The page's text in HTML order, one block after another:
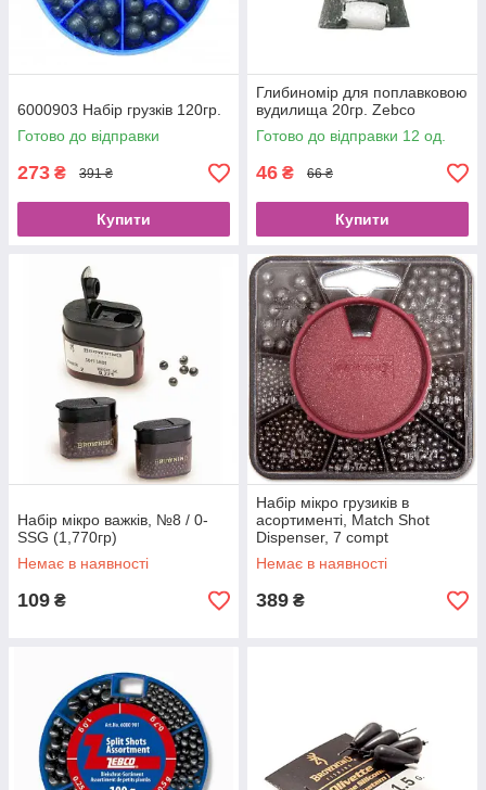
6000903 Набір грузків 120гр.
Готово до відправки
273 ₴ 391 ₴
Купити
Глибиномір для поплавковою
вудилища 20гр. Zebco
Готово до відправки 12 од.
46 ₴ 66 ₴
Купити
Набір мікро важків, №8 / 0-
SSG (1,770гр)
Немає в наявності
109 ₴
Набір мікро грузиків в
асортименті, Match Shot
Dispenser, 7 compt
Немає в наявності
389 ₴